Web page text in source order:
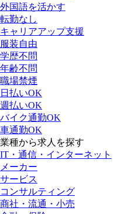
外国語を活かす
転勤なし
キャリアアップ支援
服装自由
学歴不問
年齢不問
職場禁煙
日払いOK
週払いOK
バイク通勤OK
車通勤OK
業種から求人を探す
IT・通信・インターネット
メーカー
サービス
コンサルティング
商社・流通・小売